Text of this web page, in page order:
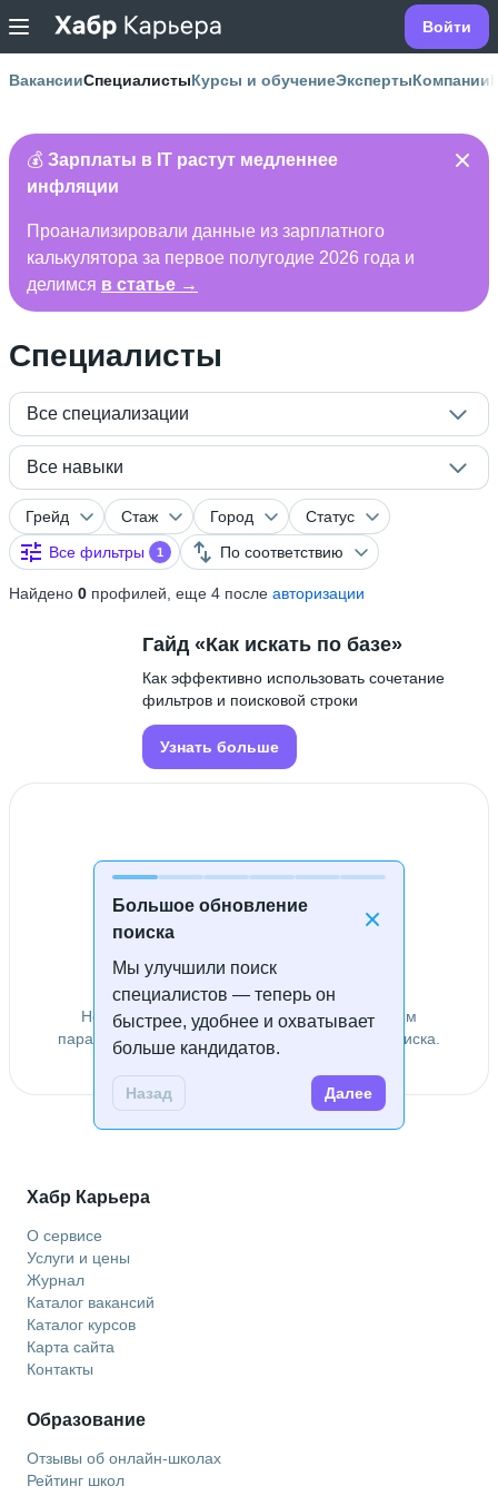
Войти
ВакансииСпециалистыКурсы и обучениеЭкспертыКомпании
💰 Зарплаты в IT растут медленнее
инфляции
Проанализировали данные из зарплатного
калькулятора за первое полугодие 2026 года и
делимся в статье →
Специалисты
Все специализации
Все навыки
Грейд Стаж Город
Статус
Все фильтры
1 По соответствию
Найдено 0 профилей, еще 4 после авторизации
Большое обновление
поиска
Мы улучшили поиск
специалистов — теперь он
быстрее, удобнее и охватывает
больше кандидатов.
Назад Далее
Гайд «Как искать по базе»
Как эффективно использовать сочетание
фильтров и поисковой строки
Узнать больше
Специалисты не найдены
Не удалось найти специалистов по заданным
параметрам. Попробуйте изменить условия поиска.
Хабр Карьера
О сервисе
Услуги и цены
Журнал
Каталог вакансий
Каталог курсов
Карта сайта
Контакты
Образование
Отзывы об онлайн-школах
Рейтинг школ